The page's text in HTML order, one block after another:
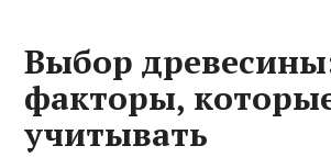
Выбор
факторы,
учитывать